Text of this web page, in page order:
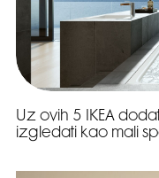
Uz ovih 5 IKEA
izgledati kao mali